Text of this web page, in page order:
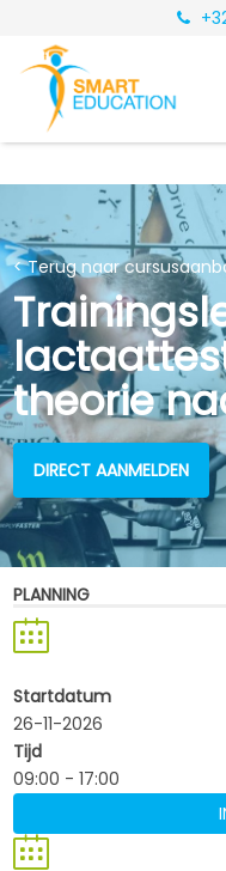
< Terug naar
theorie
DIRECT AANMELDEN
PLANNING
Startdatum
26-11-2026
Tijd
09:00 - 17:00